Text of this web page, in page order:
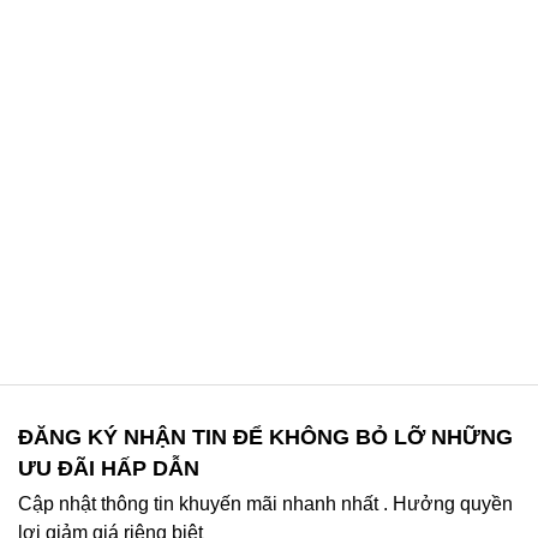
ĐĂNG KÝ NHẬN TIN ĐỂ KHÔNG BỎ LỠ NHỮNG
ƯU ĐÃI HẤP DẪN
Cập nhật thông tin khuyến mãi nhanh nhất . Hưởng quyền
lợi giảm giá riệng biệt